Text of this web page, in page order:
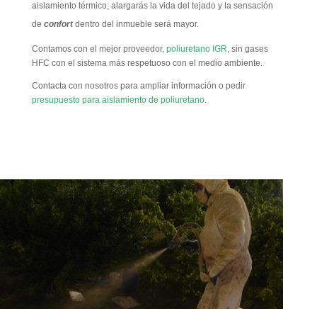
aislamiento térmico; alargarás la vida del tejado y la sensación
de confort dentro del inmueble será mayor.
Contamos con el mejor proveedor, poliuretano IGR, sin gases
HFC con el sistema más respetuoso con el medio ambiente.
Contacta con nosotros para ampliar información o pedir
presupuesto para aislamiento de poliuretano.